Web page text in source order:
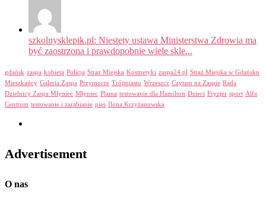
szkolnysklepik.pl: Niestety ustawa Ministerstwa Zdrowia ma
być zaostrzona i prawdopobnie wiele skle...
gdańsk zaspa kobieta Policja Straz Miejska Kosmetyki zaspa24.pl Straż Miejska w Gdańsku
Mieszkańcy Galeria Zaspa Przymorze Trójmiasto Wrzeszcz Czytam na Zaspie Rada
Dzielnicy Zaspa Młyniec Młyniec Plama testowanie dla Hamilton Dzieci Fryzjer sport Alfa
Centrum testowanie i zarabianie pies Ilona Krzyżanowska
Advertisement
O nas